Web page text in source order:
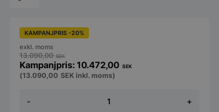
-
300,
+
KAMPANJPRIS -20%
13.090,00SEK
10.472,00 SEK
exkl. moms
(13.090,00 SEK inkl. moms)